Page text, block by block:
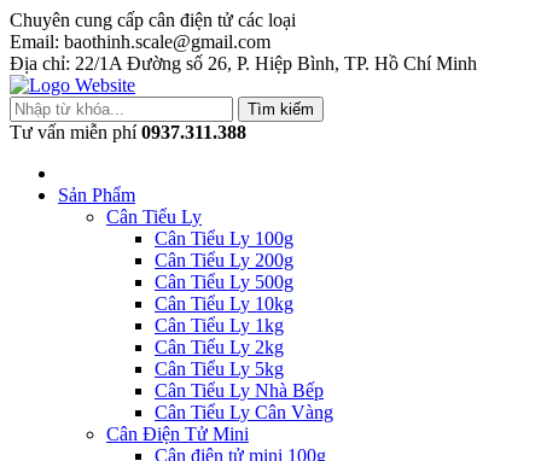
Chuyên cung cấp cân điện tử các loại
Email: baothinh.scale@gmail.com
Địa chỉ: 22/1A Đường số 26, P. Hiệp Bình, TP. Hồ Chí Minh
Tìm kiếm
Tư vấn miễn phí 0937.311.388
Sản Phẩm
Cân Tiểu Ly
Cân Tiểu Ly 100g
Cân Tiểu Ly 200g
Cân Tiểu Ly 500g
Cân Tiểu Ly 10kg
Cân Tiểu Ly 1kg
Cân Tiểu Ly 2kg
Cân Tiểu Ly 5kg
Cân Tiểu Ly Nhà Bếp
Cân Tiểu Ly Cân Vàng
Cân Điện Tử Mini
Cân điện tử mini 100g